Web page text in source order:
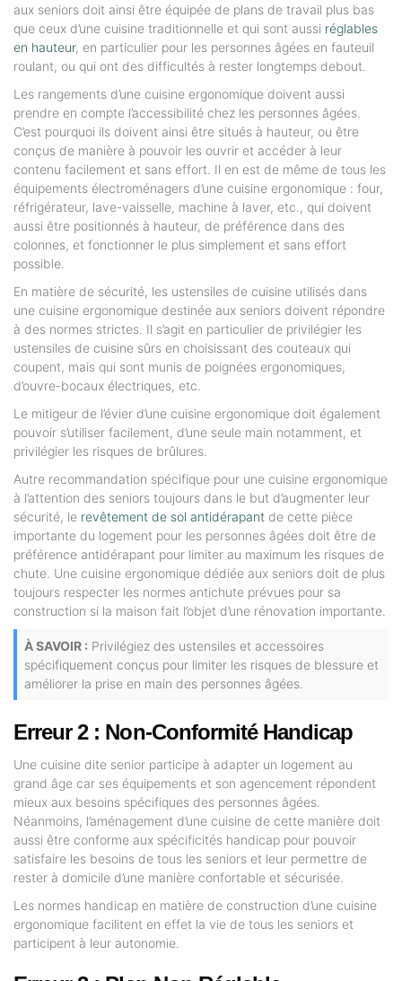
aux seniors doit ainsi être équipée de plans de travail plus bas
que ceux d’une cuisine traditionnelle et qui sont aussi réglables
en hauteur, en particulier pour les personnes âgées en fauteuil
roulant, ou qui ont des difficultés à rester longtemps debout.
Les rangements d’une cuisine ergonomique doivent aussi
prendre en compte l’accessibilité chez les personnes âgées.
C’est pourquoi ils doivent ainsi être situés à hauteur, ou être
conçus de manière à pouvoir les ouvrir et accéder à leur
contenu facilement et sans effort. Il en est de même de tous les
équipements électroménagers d’une cuisine ergonomique : four,
réfrigérateur, lave-vaisselle, machine à laver, etc., qui doivent
aussi être positionnés à hauteur, de préférence dans des
colonnes, et fonctionner le plus simplement et sans effort
possible.
En matière de sécurité, les ustensiles de cuisine utilisés dans
une cuisine ergonomique destinée aux seniors doivent répondre
à des normes strictes. Il s’agit en particulier de privilégier les
ustensiles de cuisine sûrs en choisissant des couteaux qui
coupent, mais qui sont munis de poignées ergonomiques,
d’ouvre-bocaux électriques, etc.
Le mitigeur de l’évier d’une cuisine ergonomique doit également
pouvoir s’utiliser facilement, d’une seule main notamment, et
privilégier les risques de brûlures.
Autre recommandation spécifique pour une cuisine ergonomique
à l’attention des seniors toujours dans le but d’augmenter leur
sécurité, le revêtement de sol antidérapant de cette pièce
importante du logement pour les personnes âgées doit être de
préférence antidérapant pour limiter au maximum les risques de
chute. Une cuisine ergonomique dédiée aux seniors doit de plus
toujours respecter les normes antichute prévues pour sa
construction si la maison fait l’objet d’une rénovation importante.
À SAVOIR : Privilégiez des ustensiles et accessoires
spécifiquement conçus pour limiter les risques de blessure et
améliorer la prise en main des personnes âgées.
Erreur 2 : Non-Conformité Handicap
Une cuisine dite senior participe à adapter un logement au
grand âge car ses équipements et son agencement répondent
mieux aux besoins spécifiques des personnes âgées.
Néanmoins, l’aménagement d’une cuisine de cette manière doit
aussi être conforme aux spécificités handicap pour pouvoir
satisfaire les besoins de tous les seniors et leur permettre de
rester à domicile d’une manière confortable et sécurisée.
Les normes handicap en matière de construction d’une cuisine
ergonomique facilitent en effet la vie de tous les seniors et
participent à leur autonomie.